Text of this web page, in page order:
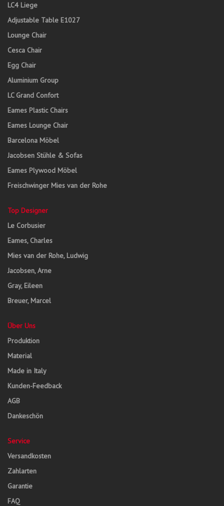
LC4 Liege
Adjustable Table E1027
Lounge Chair
Cesca Chair
Egg Chair
Aluminium Group
LC Grand Confort
Eames Plastic Chairs
Eames Lounge Chair
Barcelona Möbel
Jacobsen Stühle & Sofas
Eames Plywood Möbel
Freischwinger Mies van der Rohe
Top Designer
Le Corbusier
Eames, Charles
Mies van der Rohe, Ludwig
Jacobsen, Arne
Gray, Eileen
Breuer, Marcel
Über Uns
Produktion
Material
Made in Italy
Kunden-Feedback
AGB
Dankeschön
Service
Versandkosten
Zahlarten
Garantie
FAQ